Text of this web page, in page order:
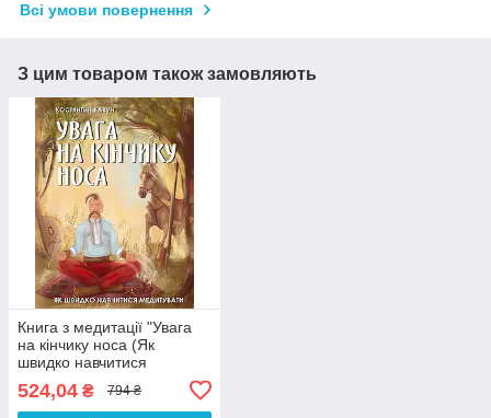
Всі умови повернення
З цим товаром також замовляють
Книга з медитації "Увага
на кінчику носа (Як
швидко навчитися
Кавун
524,04 ₴ 794 ₴